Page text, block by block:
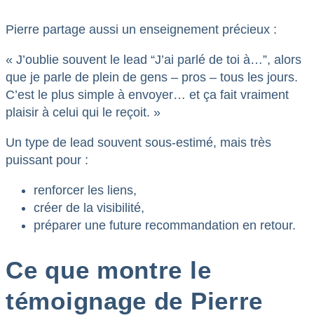
Pierre partage aussi un enseignement précieux :
« J’oublie souvent le lead “J’ai parlé de toi à…”, alors
que je parle de plein de gens – pros – tous les jours.
C’est le plus simple à envoyer… et ça fait vraiment
plaisir à celui qui le reçoit. »
Un type de lead souvent sous-estimé, mais très
puissant pour :
renforcer les liens,
créer de la visibilité,
préparer une future recommandation en retour.
Ce que montre le
témoignage de Pierre